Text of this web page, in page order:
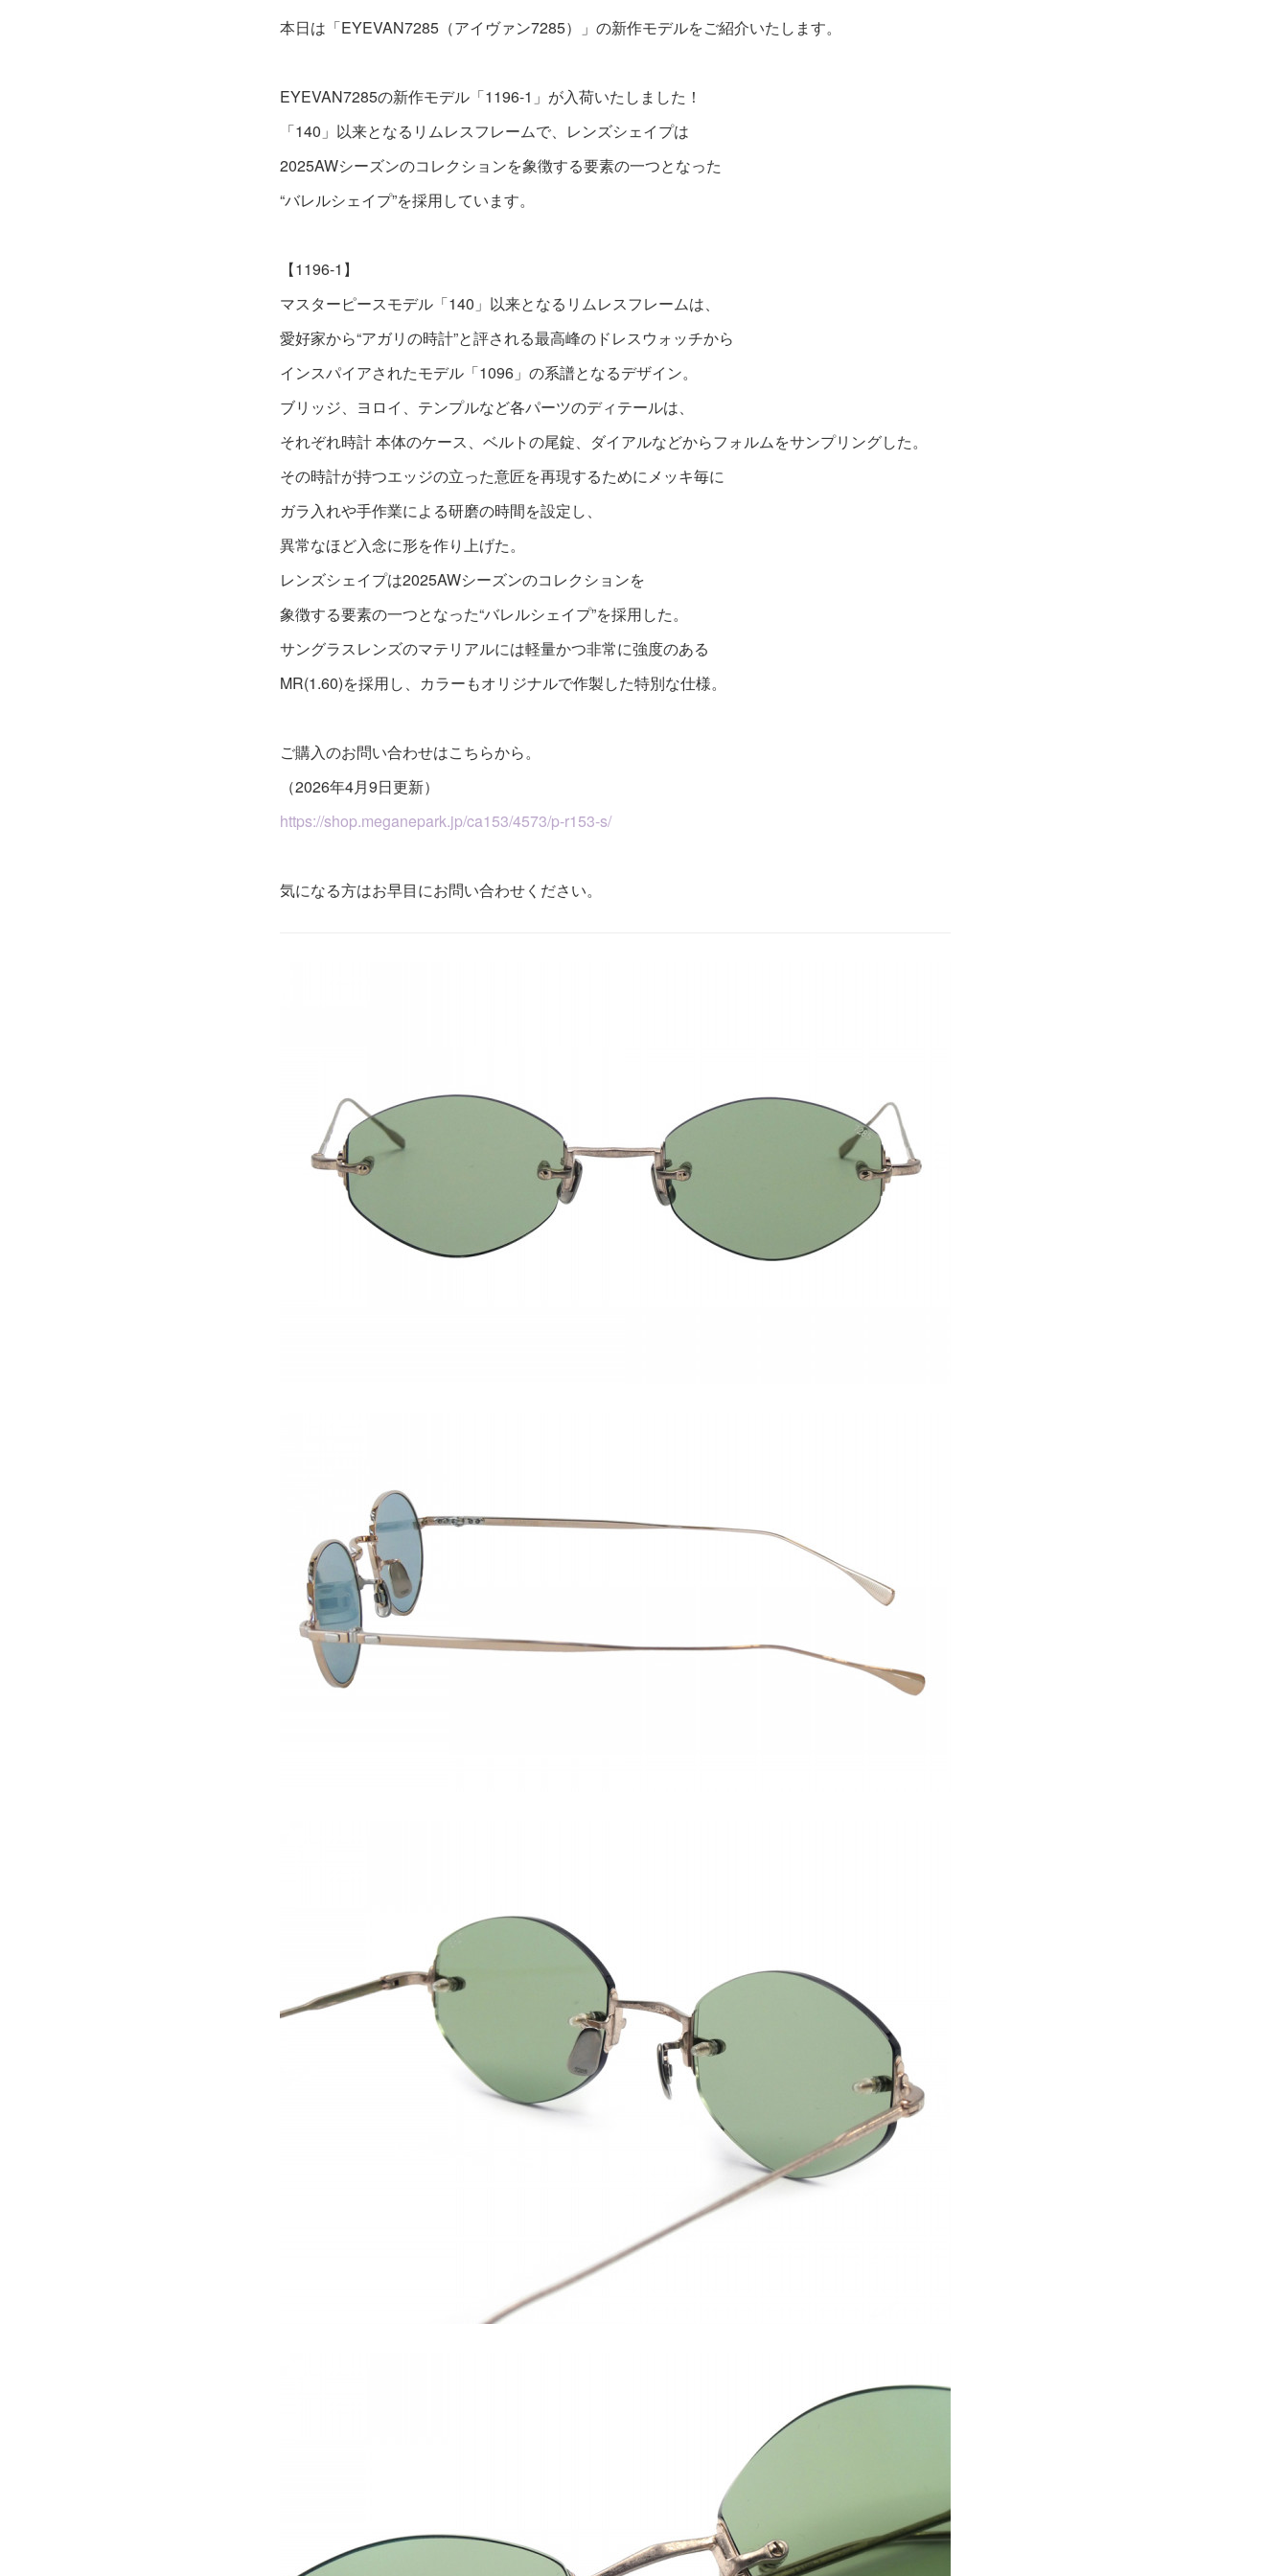
本日は「EYEVAN7285（アイヴァン7285）」の新作モデルをご紹介いたします。
EYEVAN7285の新作モデル「1196-1」が入荷いたしました！
「140」以来となるリムレスフレームで、レンズシェイプは
2025AWシーズンのコレクションを象徴する要素の一つとなった
“バレルシェイプ”を採用しています。
【1196-1】
マスターピースモデル「140」以来となるリムレスフレームは、
愛好家から“アガリの時計”と評される最高峰のドレスウォッチから
インスパイアされたモデル「1096」の系譜となるデザイン。
ブリッジ、ヨロイ、テンプルなど各パーツのディテールは、
それぞれ時計 本体のケース、ベルトの尾錠、ダイアルなどからフォルムをサンプリングした。
その時計が持つエッジの立った意匠を再現するためにメッキ毎に
ガラ入れや手作業による研磨の時間を設定し、
異常なほど入念に形を作り上げた。
レンズシェイプは2025AWシーズンのコレクションを
象徴する要素の一つとなった“バレルシェイプ”を採用した。
サングラスレンズのマテリアルには軽量かつ非常に強度のある
MR(1.60)を採用し、カラーもオリジナルで作製した特別な仕様。
ご購入のお問い合わせはこちらから。
（2026年4月9日更新）
https://shop.meganepark.jp/ca153/4573/p-r153-s/
気になる方はお早目にお問い合わせください。